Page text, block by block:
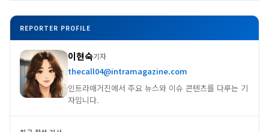
REPORTER PROFILE
이현숙기자
thecall04@intramagazine.com
인트라매거진에서 주요 뉴스와 이슈 콘텐츠를 다루는 기
자입니다.